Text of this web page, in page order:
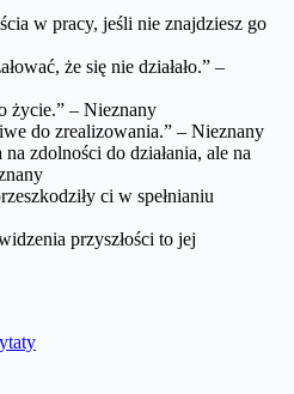
w pracy, jeśli nie znajdziesz go
że się nie działało.” –
życie.” – Nieznany
do zrealizowania.” – Nieznany
zdolności do działania, ale na
ci w spełnianiu
przyszłości to jej